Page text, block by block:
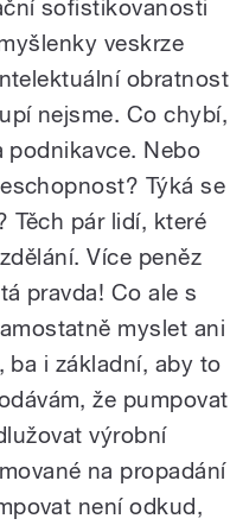
sofistikovanosti
veskrze
obratnost
nejsme. Co chybí,
podnikavce. Nebo
Týká se
Těch pár lidí, které
Více peněz
pravda! Co ale s
myslet ani
ba i základní, aby to
že pumpovat
výrobní
na propadání
není odkud,